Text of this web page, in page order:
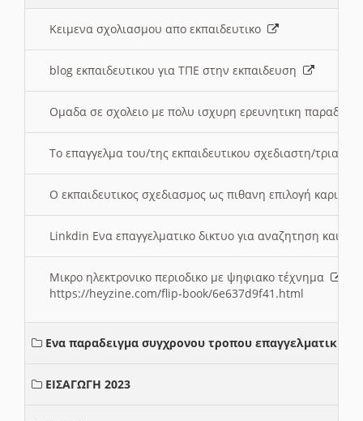
Κειμενα σχολιασμου απο εκπαιδευτικο
blog εκπαιδευτικου για ΤΠΕ στην εκπαιδευση
Ομαδα σε σχολειο με πολυ ισχυρη ερευνητικη
Το επαγγελμα του/της εκπαιδευτικου σχεδιαστη/τριας
Ο εκπαιδευτικος σχεδιασμος ως πιθανη επιλογή
Linkdin Ενα επαγγελματικο δικτυο για αναζητηση και
Μικρο ηλεκτρονικο περιοδικο με ψηφιακο τέχνημα
https://heyzine.com/flip-book/6e637d9f41.html
Ενα παραδειγμα συγχρονου τροπου επαγγελματικης
ΕΙΣΑΓΩΓΗ 2023